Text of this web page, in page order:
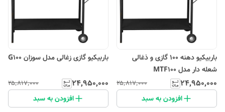
باربیکیو دهنه 100 گازی و ذغالی
شعله دار مدل MTF100
۲۴٬۹۵۰٬۰۰۰ ۲۵٬۸۱۷٬۰۰۰
افزودن به سبد
باربیکیو گازی زغالی مدل سوزان G100
۲۴٬۹۵۰٬۰۰۰ ۲۵٬۸۱۷٬۰۰۰
افزودن به سبد